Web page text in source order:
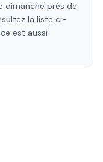
dimanche près de
la liste ci-
est aussi